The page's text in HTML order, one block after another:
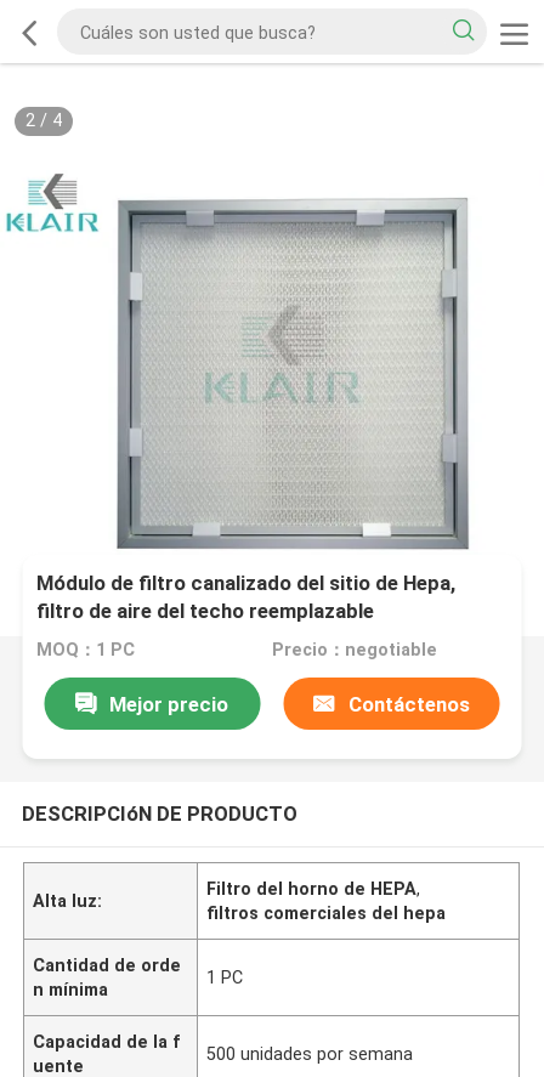
2/ 4
Módulo de filtro canalizado del sitio de Hepa,
filtro de aire del techo reemplazable
MOQ：1 PC Precio：negotiable
Mejor precio Contáctenos
DESCRIPCIóN DE PRODUCTO
Alta luz:
Filtro del horno de HEPA,
filtros comerciales del hepa
Cantidad de orde
n mínima
1 PC
Capacidad de la f
uente
500 unidades por semana